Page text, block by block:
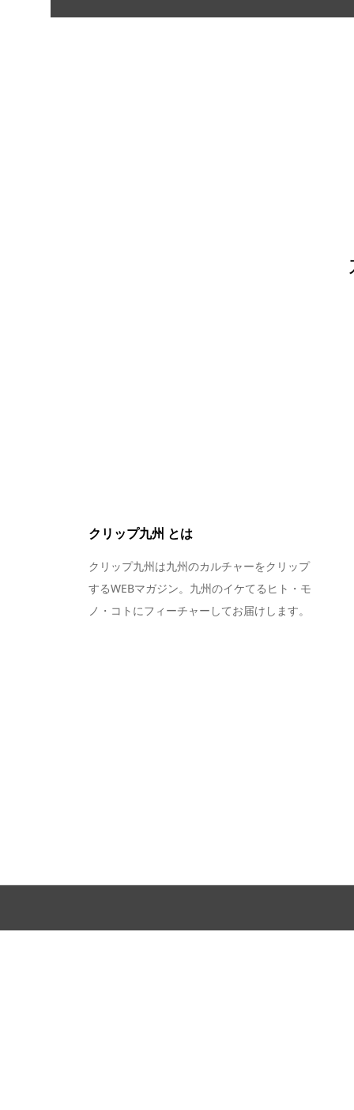
クリップ九州 とは
クリップ九州は九州のカルチャーをクリップ
するWEBマガジン。九州のイケてるヒト・モ
ノ・コトにフィーチャーしてお届けします。